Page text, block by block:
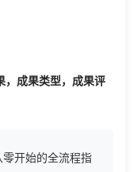
，成果类型，成果评
开始的全流程指